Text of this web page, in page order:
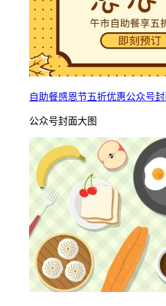
自助餐感恩节五折优惠公众号封
公众号封面大图